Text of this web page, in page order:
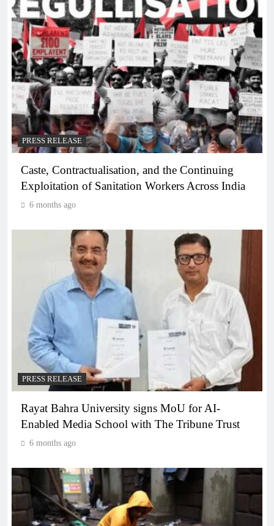
PRESS RELEASE
Caste, Contractualisation, and the Continuing
Exploitation of Sanitation Workers Across India
6 months ago
PRESS RELEASE
Rayat Bahra University signs MoU for AI-
Enabled Media School with The Tribune Trust
6 months ago